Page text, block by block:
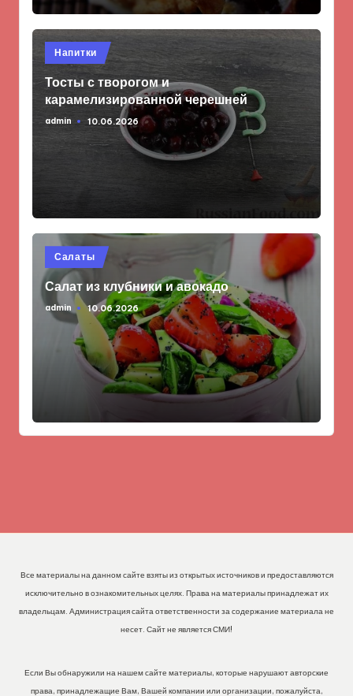
Опубликовано
в
Напитки
Тосты с творогом и
карамелизированной черешней
Запись
admin 10.06.2026
Опубликовано
в
Салаты
Салат из клубники и авокадо
Запись
admin 10.06.2026
Все материалы на данном сайте взяты из открытых источников и предоставляются
исключительно в ознакомительных целях. Права на материалы принадлежат их
владельцам. Администрация сайта ответственности за содержание материала не
несет. Сайт не является СМИ!
Если Вы обнаружили на нашем сайте материалы, которые нарушают авторские
права, принадлежащие Вам, Вашей компании или организации, пожалуйста,